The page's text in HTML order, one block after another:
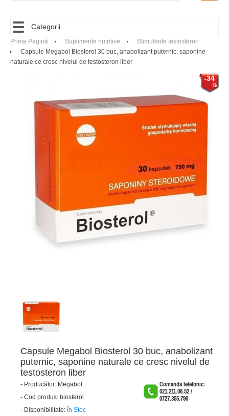
Categorii
Prima Pagină Suplimente nutritive
Stimulente testosteron
Capsule Megabol Biosterol 30 buc, anabolizant puternic, saponine
naturale ce cresc nivelul de testosteron liber
-34
Capsule Megabol Biosterol 30 buc, anabolizant
puternic, saponine naturale ce cresc nivelul de
testosteron liber
Comanda telefonic:
021.211.06.52 /
0727.355.790
- Producător: Megabol
- Cod produs: biosterol
- Disponibilitate: În Stoc